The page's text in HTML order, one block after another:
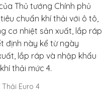
Thủ tướng Chính phủ
chuẩn khí thải với ô tô,
cơ nhiệt sản xuất, lắp ráp
định này kể từ ngày
lắp ráp và nhập khẩu
thải mức 4.
Euro 4